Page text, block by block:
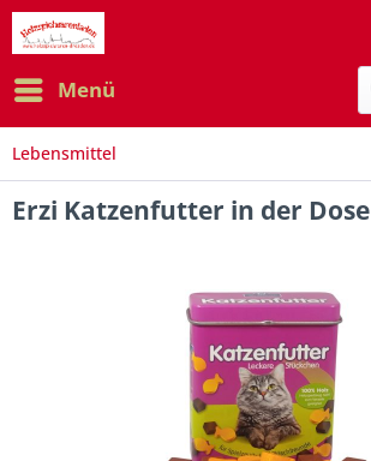
Menü
Lebensmittel
Erzi Katzenfutter in der Dose